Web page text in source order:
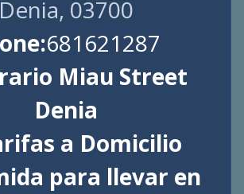
Denia, 03700
681621287
Miau Street
Denia
a Domicilio
para llevar en